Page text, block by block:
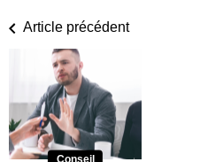
Article précédent
Conseil